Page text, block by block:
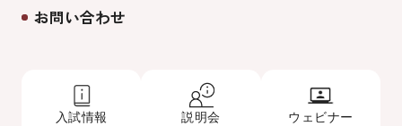
お問い合わせ
入試情報 説明会 ウェビナー